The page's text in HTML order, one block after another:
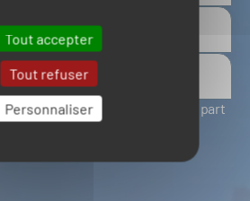
Tout accepter
Tout refuser
Personnaliser
des articles d'actualité de la part
Atlantique